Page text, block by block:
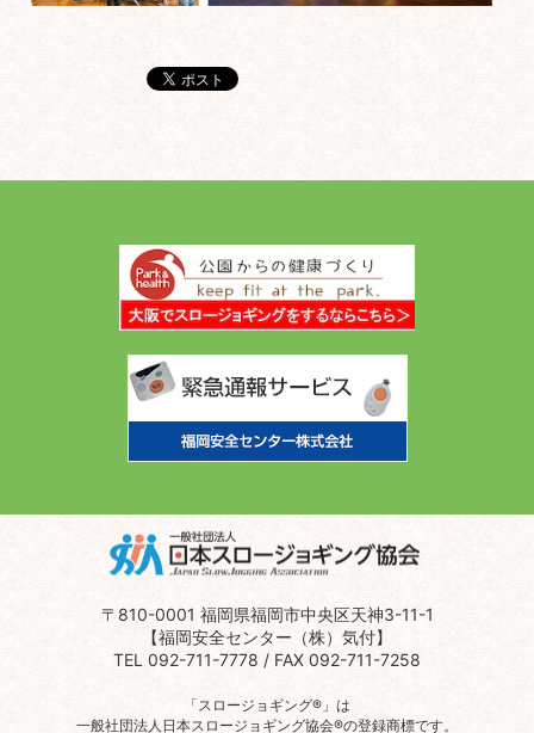
〒810-0001 福岡県福岡市中央区天神3-11-1
【福岡安全センター（株）気付】
TEL 092-711-7778 / FAX 092-711-7258
「スロージョギング®」は
一般社団法人日本スロージョギング協会®の登録商標です。